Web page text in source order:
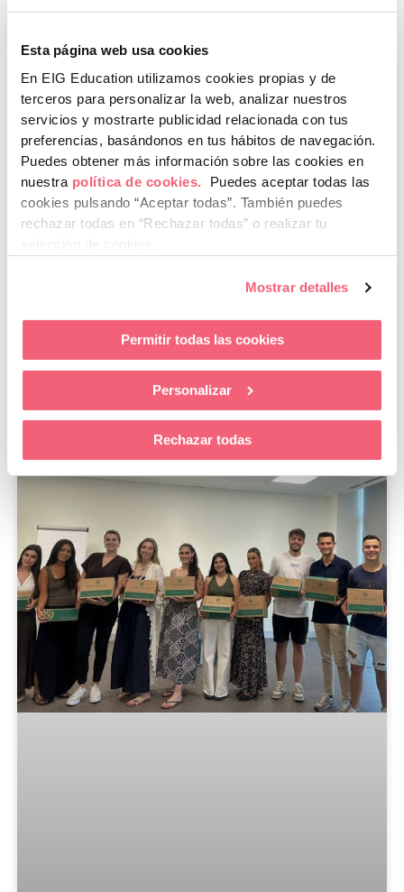
Esta página web usa cookies
En EIG Education utilizamos cookies propias y de
terceros para personalizar la web, analizar nuestros
servicios y mostrarte publicidad relacionada con tus
preferencias, basándonos en tus hábitos de navegación.
Puedes obtener más información sobre las cookies en
nuestra política de cookies.
Puedes aceptar todas las
cookies pulsando “Aceptar todas”. También puedes
rechazar todas en “Rechazar todas” o realizar tu
Mostrar detalles
Permitir todas las cookies
Personalizar
Rechazar todas
EIG Education celebra su fiesta de fin de
curso en los campus de Granada, Málaga y
Sevilla